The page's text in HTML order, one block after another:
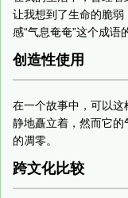
让我想到了生命的脆
感“气息奄奄”这个成语
创造性使用
在一个故事中，可以
静地矗立着，然而它
的凋零。
跨文化比较